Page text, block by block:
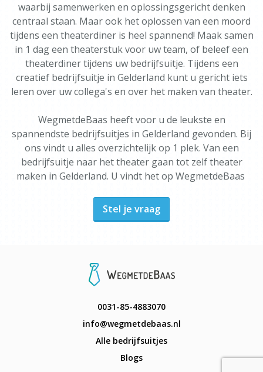
waarbij samenwerken en oplossingsgericht denken
centraal staan. Maar ook het oplossen van een moord
tijdens een theaterdiner is heel spannend! Maak samen
in 1 dag een theaterstuk voor uw team, of beleef een
theaterdiner tijdens uw bedrijfsuitje. Tijdens een
creatief bedrijfsuitje in Gelderland kunt u gericht iets
leren over uw collega's en over het maken van theater.
WegmetdeBaas heeft voor u de leukste en
spannendste bedrijfsuitjes in Gelderland gevonden. Bij
ons vindt u alles overzichtelijk op 1 plek. Van een
bedrijfsuitje naar het theater gaan tot zelf theater
maken in Gelderland. U vindt het op WegmetdeBaas
Stel je vraag
0031-85-4883070
info@wegmetdebaas.nl
Alle bedrijfsuitjes
Blogs